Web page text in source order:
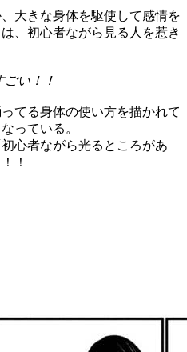
大きな身体を駆使して感情を
、初心者ながら見る人を惹き
い！！
てる身体の使い方を描かれて
っている。
心者ながら光るところがあ
！